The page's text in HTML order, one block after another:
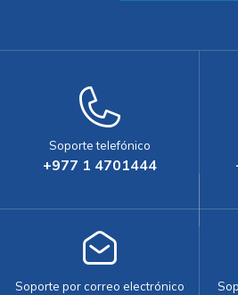
Soporte telefónico
+977 1 4701444
Soporte por correo electrónico